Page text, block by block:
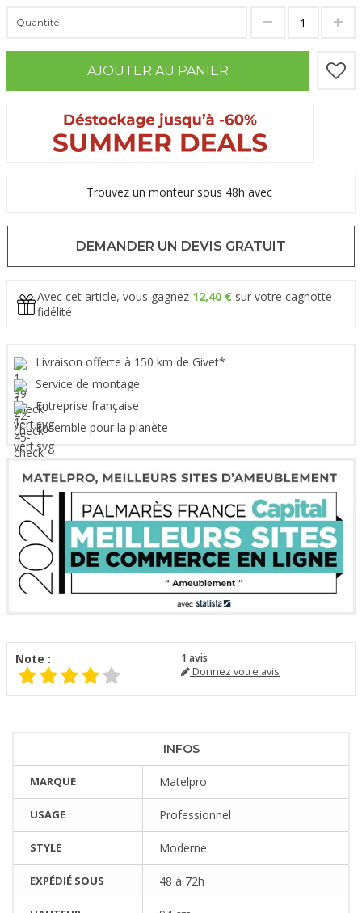
Quantité
AJOUTER AU PANIER
Trouvez un monteur sous 48h avec
DEMANDER UN DEVIS GRATUIT
Avec cet article, vous gagnez 12,40 € sur votre cagnotte
fidélité
Livraison offerte à 150 km de Givet*
Service de montage
Entreprise française
Ensemble pour la planète
Note : 1 avis
Donnez votre avis
INFOS
MARQUE Matelpro
USAGE Professionnel
STYLE Moderne
EXPÉDIÉ SOUS 48 à 72h